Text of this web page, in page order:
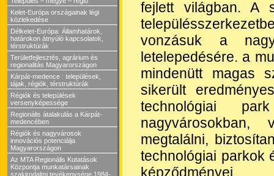
Kelet-Európa országainak légi
közlekedése
Délkelet-Európa: Államhatárok,
határokon átnyúló kapcsolatok,
térstruktúrák
Területfejlesztés, agrárium és
regionalitás Magyarországon
Kárpát-medence : települések,
tájak, régiók, térstruktúrák
Régiók és települések
versenyképessége
Regionális átalakulás a Kárpát-
medencében
Régiók és nagyvárosok
innovációs potenciálja
Magyarországon
Az MTA Regionális Kutatások
Központja munkatársainak
szakirodalmi tevékenysége 1984-
fejlett világban. A
vonzásuk a
letelepedésére. a
mindenütt magas
sikerült
technológiai
megtalálni,
technológiai parkok
képződményei.